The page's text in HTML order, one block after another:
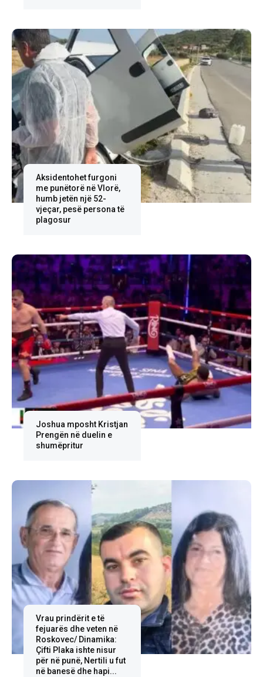
Aksidentohet furgoni
me punëtorë në Vlorë,
humb jetën një 52-
vjeçar, pesë persona të
plagosur
Joshua mposht Kristjan
Prengën në duelin e
shumëpritur
Vrau prindërit e të
fejuarës dhe veten në
Roskovec/ Dinamika:
Çifti Plaka ishte nisur
për në punë, Nertili u fut
në banesë dhe hapi...